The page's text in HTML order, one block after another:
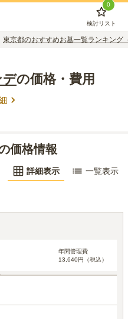
0
検討リスト
東京都のおすすめお墓一覧ランキング
デの価格・費用
価格情報
詳細表示 一覧表示
年間管理費
13,640円（税込）